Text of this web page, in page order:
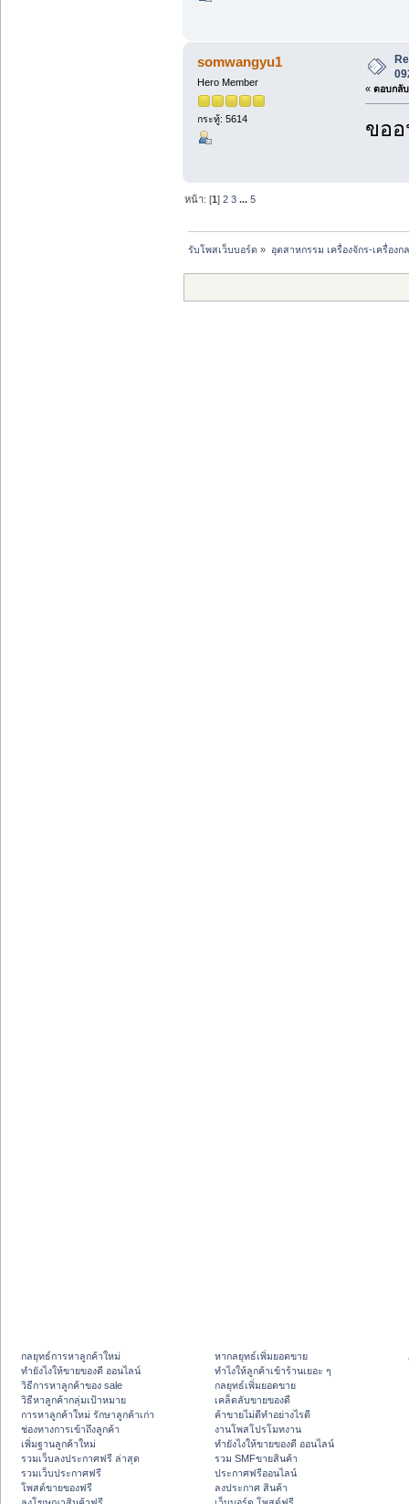
somwangyu1
Hero Member
กระทู้: 5614
« ตอบกลั
ขอ
หน้า: [1]2 3 ...5
รับโพสเว็บบอร์ด » อุตสาหกรรม เครื่องจักร-เครื่อง
กลยุทธ์การหาลูกค้าใหม่
ทํายังไงให้ขายของดี ออนไลน์
วิธีการหาลูกค้าของ sale
วิธีหาลูกค้ากลุ่มเป้าหมาย
การหาลูกค้าใหม่ รักษาลูกค้าเก่า
ช่องทางการเข้าถึงลูกค้า
เพิ่มฐานลูกค้าใหม่
รวมเว็บลงประกาศฟรี ล่าสุด
รวมเว็บประกาศฟรี
โพสต์ขายของฟรี
หากลยุทธ์เพิ่มยอดขาย
ทําไงให้ลูกค้าเข้าร้านเยอะ ๆ
กลยุทธ์เพิ่มยอดขาย
เคล็ดลับขายของดี
ค้าขายไม่ดีทำอย่างไรดี
งานโพสโปรโมทงาน
ทํายังไงให้ขายของดี ออนไลน์
รวม SMFขายสินค้า
ประกาศฟรีออนไลน์
ลงประกาศ สินค้า